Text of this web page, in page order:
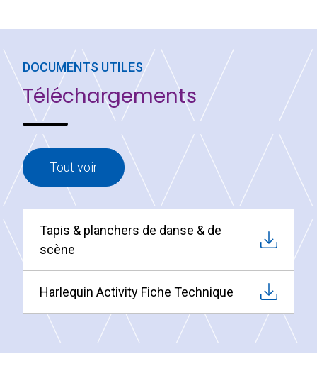
DOCUMENTS UTILES
Téléchargements
Tout voir
Tapis & planchers de danse & de
scène
Harlequin Activity Fiche Technique